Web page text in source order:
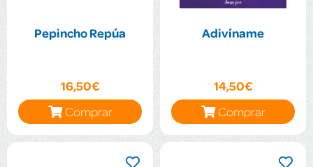
Pepincho Repúa
16,50€
Comprar
Adivíname
14,50€
Comprar